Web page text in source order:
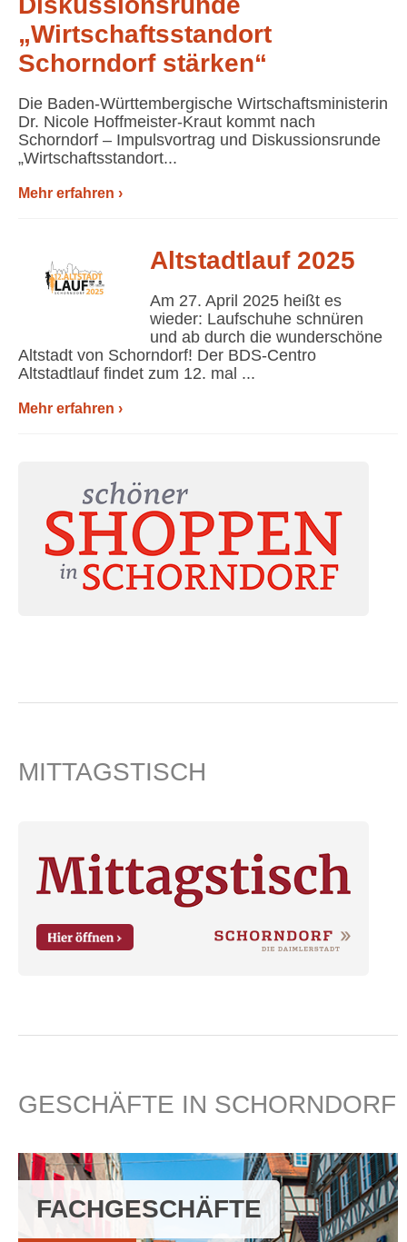
„Wirtschaftsstandort
Schorndorf stärken“
Die Baden-Württembergische Wirtschaftsministerin
Dr. Nicole Hoffmeister-Kraut kommt nach
Schorndorf – Impulsvortrag und Diskussionsrunde
„Wirtschaftsstandort...
Mehr erfahren ›
Altstadtlauf 2025
Am 27. April 2025 heißt es
wieder: Laufschuhe schnüren
und ab durch die wunderschöne
Altstadt von Schorndorf! Der BDS-Centro
Altstadtlauf findet zum 12. mal ...
Mehr erfahren ›
MITTAGSTISCH
GESCHÄFTE IN SCHORNDORF
FACHGESCHÄFTE